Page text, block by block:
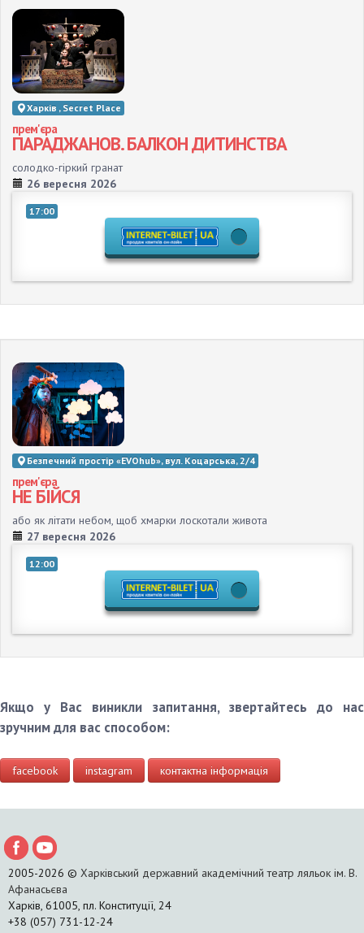
Харків , Secret Place
прем'єра
ПАРАДЖАНОВ. БАЛКОН ДИТИНСТВА
солодко-гіркий гранат
26 вересня 2026
17:00
Безпечний простір «EVOhub», вул. Коцарська, 2/4
прем'єра
НЕ БІЙСЯ
або як літати небом, щоб хмарки лоскотали живота
27 вересня 2026
12:00
Якщо у Вас виникли запитання, звертайтесь до нас
зручним для вас способом:
facebook instagram контактна інформація
2005-2026 © Харківський державний академічний театр ляльок ім. В.
Афанасьєва
Харків, 61005, пл. Конституції, 24
+38 (057) 731-12-24